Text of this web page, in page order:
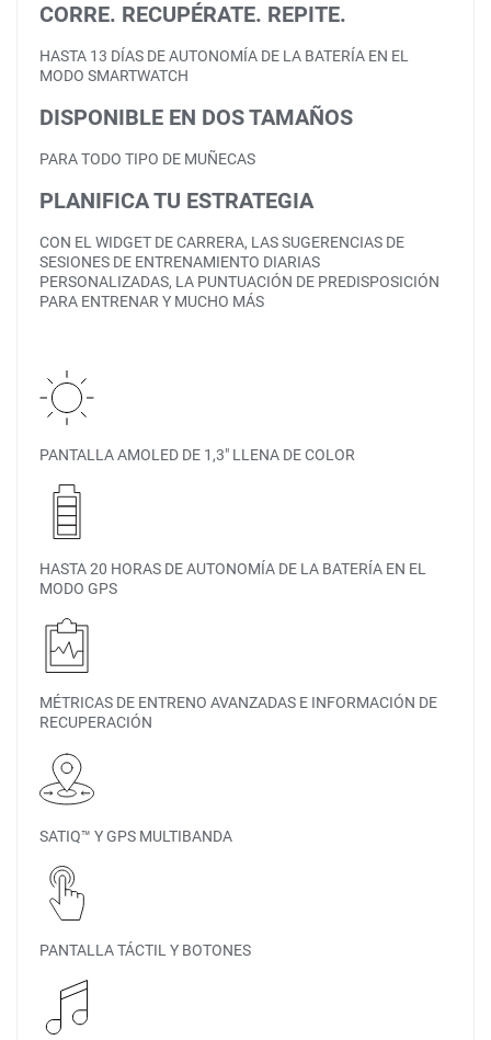
CORRE. RECUPÉRATE. REPITE.
HASTA 13 DÍAS DE AUTONOMÍA DE LA BATERÍA EN EL
MODO SMARTWATCH
DISPONIBLE EN DOS TAMAÑOS
PARA TODO TIPO DE MUÑECAS
PLANIFICA TU ESTRATEGIA
CON EL WIDGET DE CARRERA, LAS SUGERENCIAS DE
SESIONES DE ENTRENAMIENTO DIARIAS
PERSONALIZADAS, LA PUNTUACIÓN DE PREDISPOSICIÓN
PARA ENTRENAR Y MUCHO MÁS
PANTALLA AMOLED DE 1,3″ LLENA DE COLOR
HASTA 20 HORAS DE AUTONOMÍA DE LA BATERÍA EN EL
MODO GPS
MÉTRICAS DE ENTRENO AVANZADAS E INFORMACIÓN DE
RECUPERACIÓN
SATIQ™ Y GPS MULTIBANDA
PANTALLA TÁCTIL Y BOTONES